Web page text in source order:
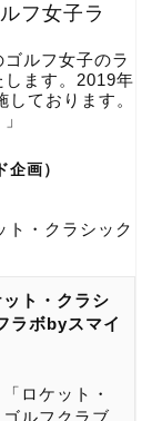
フ女子ラ
ルフ女子のラ
ます。2019年
ております。
画）
ト・クラシック
ト・クラシ
ラボbyスマイ
ロケット・
ルフクラブ